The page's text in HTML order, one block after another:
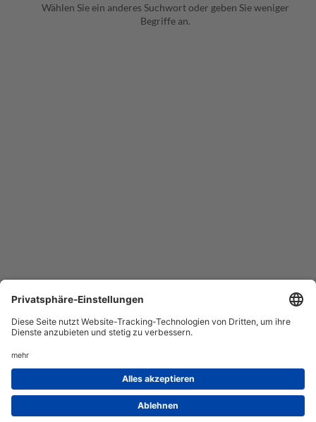
Wählen Sie ein anderes Suchwort oder geben Sie weniger
Begriffe an.
Datenschutz
Service
Impressum